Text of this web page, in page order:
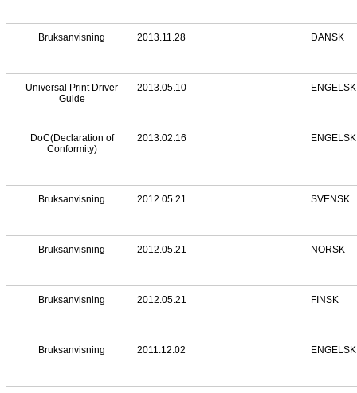
Bruksanvisning 2013.11.28 DANSK
Universal Print Driver
Guide
2013.05.10 ENGELSK
DoC(Declaration of
Conformity)
2013.02.16 ENGELSK
Bruksanvisning 2012.05.21 SVENSK
Bruksanvisning 2012.05.21 NORSK
Bruksanvisning 2012.05.21 FINSK
Bruksanvisning 2011.12.02 ENGELSK